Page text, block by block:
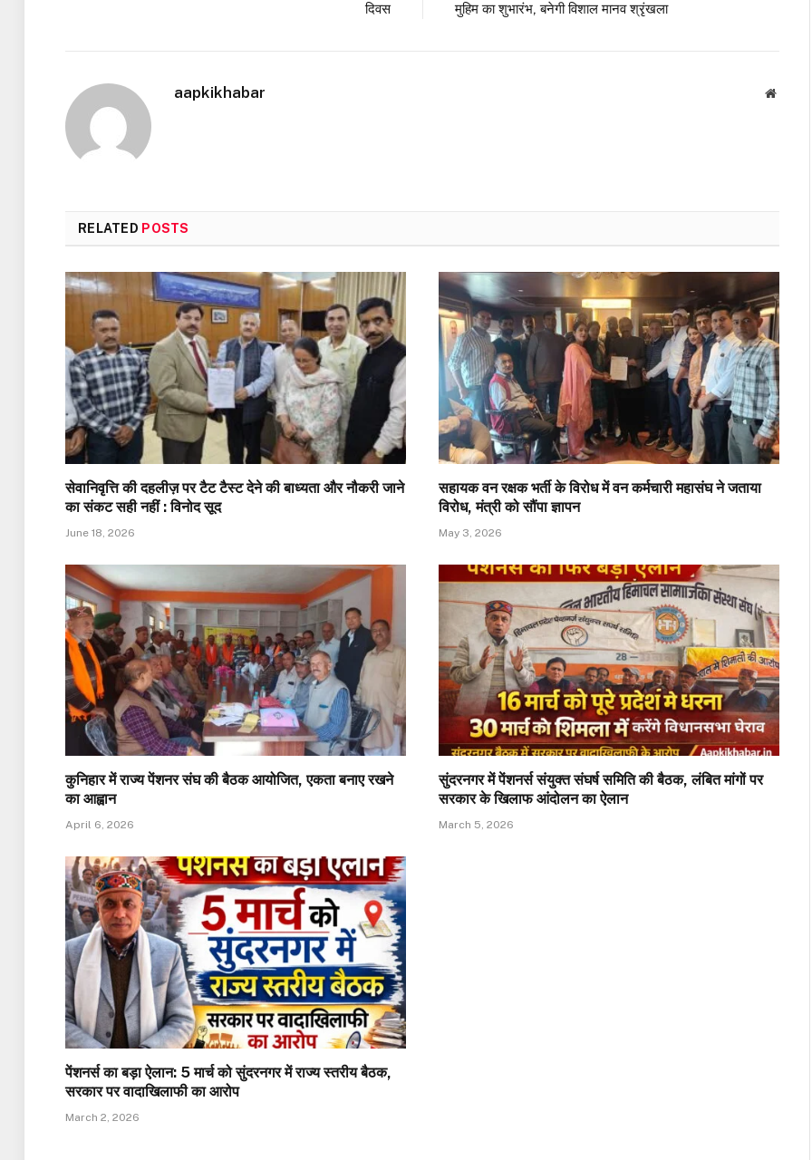
दिवस
मुहिम का शुभारंभ, बनेगी विशाल मानव श्रृंखला
aapkikhabar
RELATED POSTS
सेवानिवृत्ति की दहलीज़ पर टैट टैस्ट देने की बाध्यता और नौकरी जाने
का संकट सही नहीं : विनोद सूद
June 18, 2026
सहायक वन रक्षक भर्ती के विरोध में वन कर्मचारी महासंघ ने जताया
विरोध, मंत्री को सौंपा ज्ञापन
May 3, 2026
कुनिहार में राज्य पेंशनर संघ की बैठक आयोजित, एकता बनाए रखने
का आह्वान
April 6, 2026
सुंदरनगर में पेंशनर्स संयुक्त संघर्ष समिति की बैठक, लंबित मांगों पर
सरकार के खिलाफ आंदोलन का ऐलान
March 5, 2026
पेंशनर्स का बड़ा ऐलान: 5 मार्च को सुंदरनगर में राज्य स्तरीय बैठक,
सरकार पर वादाखिलाफी का आरोप
March 2, 2026